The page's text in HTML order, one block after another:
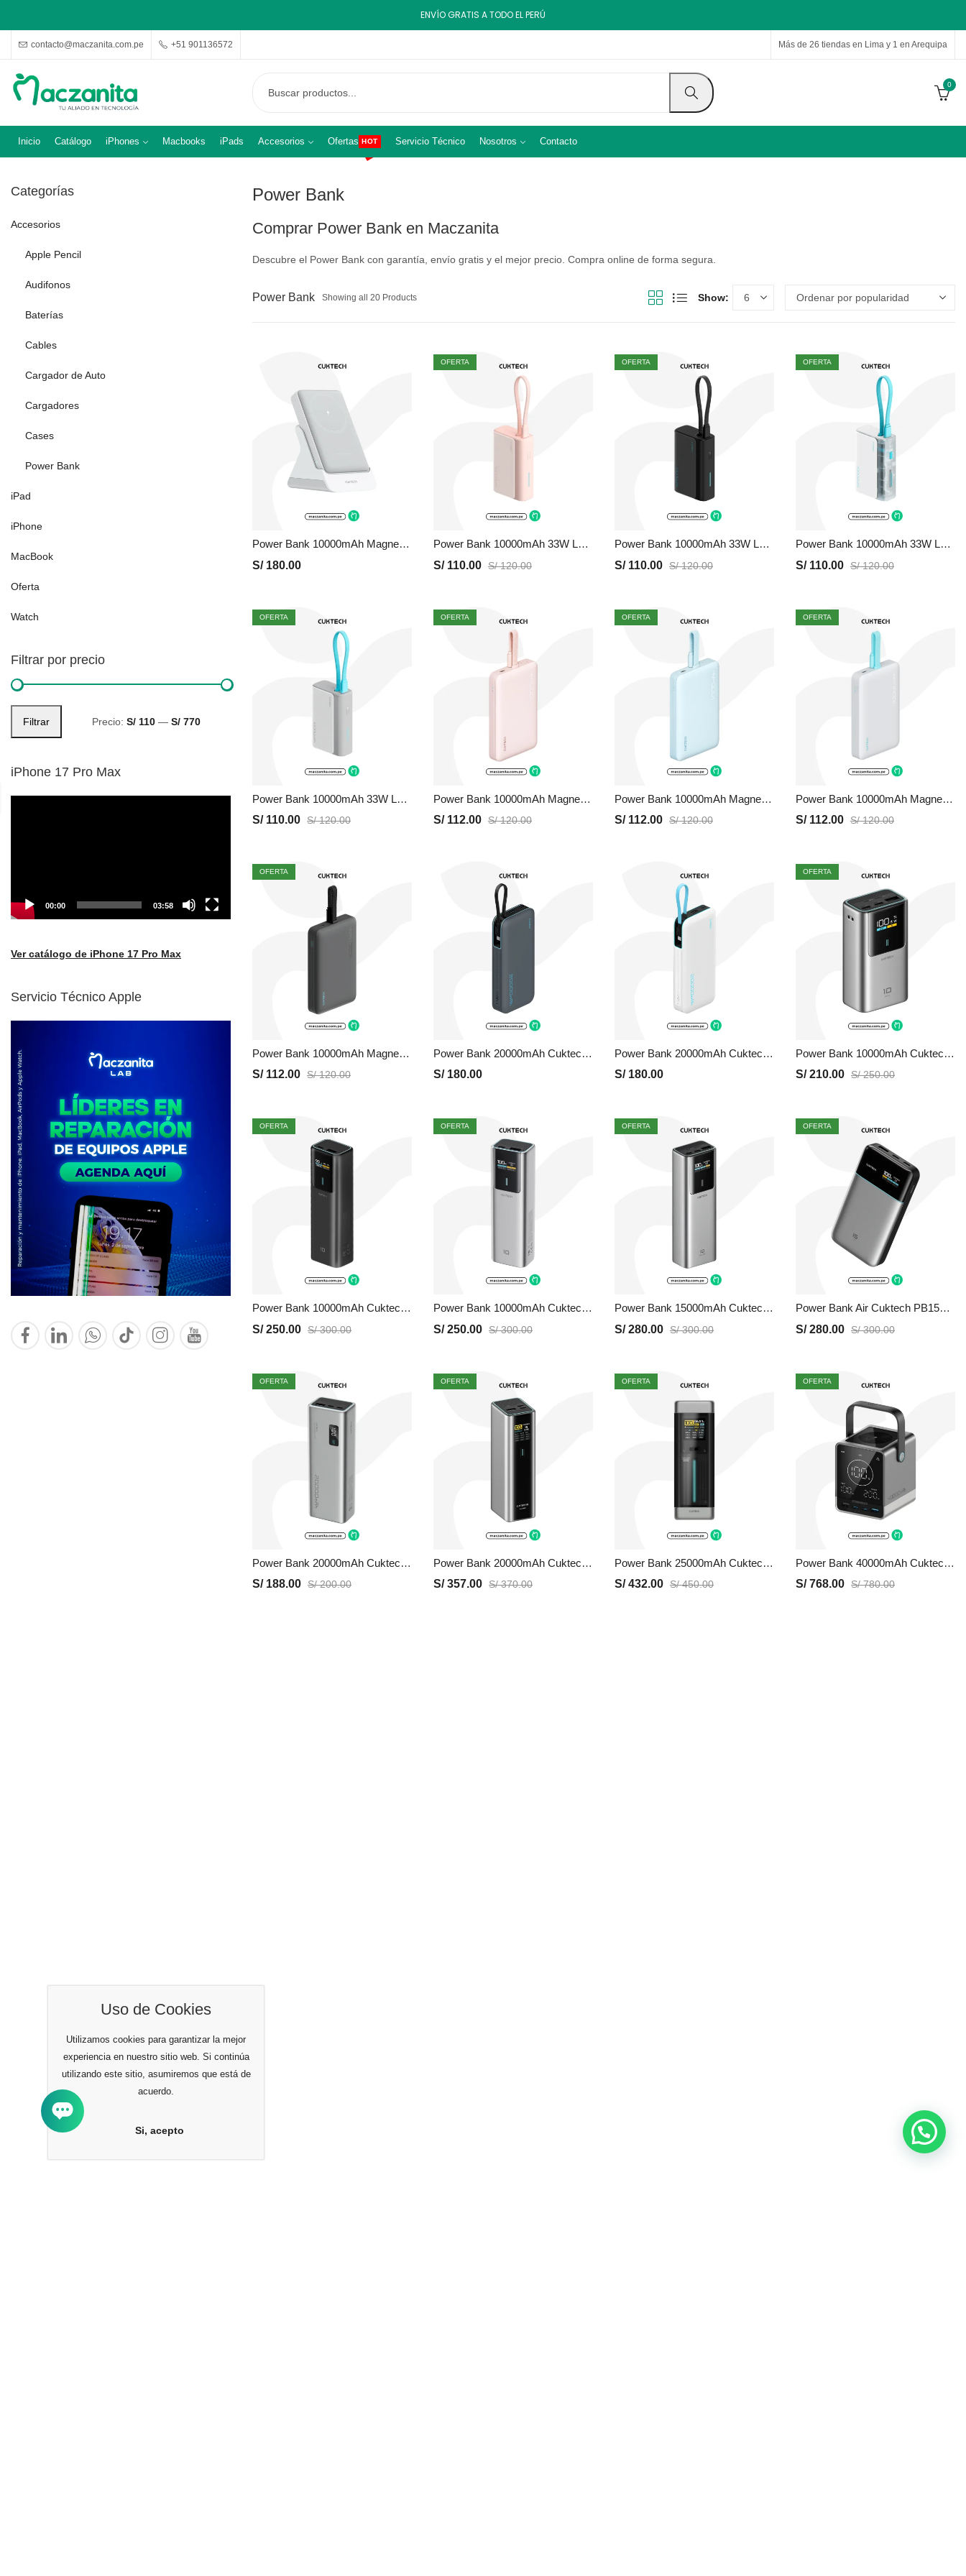
ENVÍO GRATIS A TODO EL PERÚ
contacto@maczanita.com.pe +51 901136572 Más de 26 tiendas en Lima y 1 en Arequipa
0
Inicio Catálogo iPhones Macbooks iPads Accesorios Ofertas HOT Servicio Técnico Nosotros Contacto
Power Bank
Comprar Power Bank en Maczanita
Descubre el Power Bank con garantía, envío gratis y el mejor precio. Compra online de forma segura.
Power Bank Showing all 20 Products Show:
Power Bank 10000mAh Magnetico WPB100N | Gris, Precio y Garantia
S/180.00
OFERTA
Power Bank 10000mAh 33W LPB100 | Rosado, Precio y Garantia
S/110.00 S/120.00
OFERTA
Power Bank 10000mAh 33W LPB100 | Negro, Precio y Garantia
S/110.00 S/120.00
OFERTA
Power Bank 10000mAh 33W LPB100 | Blanco Transparente, Precio y Garantia
S/110.00 S/120.00
OFERTA
Power Bank 10000mAh 33W LPB100 | Gris, Precio y Garantia
S/110.00 S/120.00
OFERTA
Power Bank 10000mAh Magnetico WPB100L | Rosado, Precio y Garantia
S/112.00 S/120.00
OFERTA
Power Bank 10000mAh Magnetico WPB100L | Azul, Precio y Garantia
S/112.00 S/120.00
OFERTA
Power Bank 10000mAh Magnetico WPB100L | Blanco, Precio y Garantia
S/112.00 S/120.00
OFERTA
Power Bank 10000mAh Magnetico WPB100L | Gris, Precio y Garantia
S/ 112.00 S/120.00
Power Bank 20000mAh Cuktech LPB200N | Gris, Precio y Garantia
S/ 180.00
Power Bank 20000mAh Cuktech LPB200N | Blanco, Precio y Garantia
S/ 180.00
OFERTA
Power Bank 10000mAh Cuktech PB1055 | Gris, Precio y Garantia
S/ 210.00 S/250.00
OFERTA
Power Bank 10000mAh Cuktech PB100P | Negro, Precio y Garantia
S/250.00 S/300.00
OFERTA
Power Bank 10000mAh Cuktech PB100P | Gris, Precio y Garantia
S/250.00 S/300.00
OFERTA
Power Bank 15000mAh Cuktech PB150P | Gris, Precio y Garantia
S/280.00 S/300.00
OFERTA
Power Bank Air Cuktech PB150S | Gris, Precio y Garantia
S/280.00 S/300.00
OFERTA
Power Bank 20000mAh Cuktech PB200 | Gris, Precio y Garantia
S/188.00 S/200.00
OFERTA
Power Bank 20000mAh Cuktech PB200U | Gris, Precio y Garantia
S/357.00 S/370.00
OFERTA
Power Bank 25000mAh Cuktech P23 | Negro, Precio y Garantia
S/432.00 S/450.00
OFERTA
Power Bank 40000mAh Cuktech P01CT | Negro, Precio y Garantia
S/768.00 S/780.00
Categorías
Accesorios
Apple Pencil
Audifonos
Baterías
Cables
Cargador de Auto
Cargadores
Cases
Power Bank
iPad
iPhone
MacBook
Oferta
Watch
Filtrar por precio
Filtrar Precio: S/ 110 — S/ 770
iPhone 17 Pro Max
00:00 03:58
Ver catálogo de iPhone 17 Pro Max
Servicio Técnico Apple
Uso de Cookies
Utilizamos cookies para garantizar la mejor
experiencia en nuestro sitio web. Si continúa
utilizando este sitio, asumiremos que está de
acuerdo.
Si, acepto